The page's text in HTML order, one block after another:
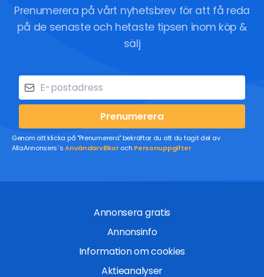
Prenumerera på vårt nyhetsbrev för att få reda
på de senaste och hetaste tipsen inom köp &
sälj
Prenumerera
Genom att klicka på "Prenumerera" bekräftar du att du tagit del av
AllaAnnonsers´sAnvändarvillkoroch Personuppgifter
Annonsera gratis
Annonsinfo
Information om cookies
Aktieanalyser